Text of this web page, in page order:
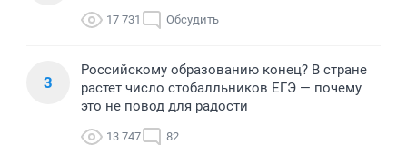
17 731 Обсудить
3
Российскому образованию конец? В стране
растет число стобалльников ЕГЭ — почему
это не повод для радости
13 747 82